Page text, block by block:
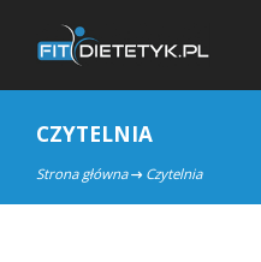
CZYTELNIA
Strona główna Czytelnia